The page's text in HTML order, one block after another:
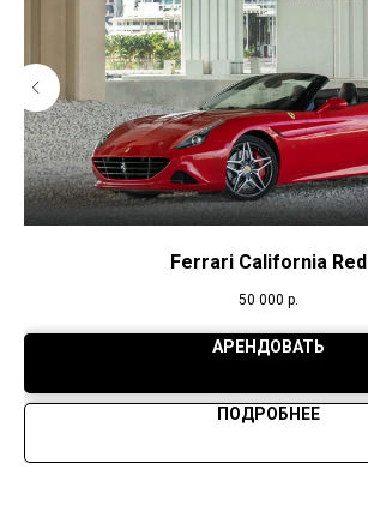
Ferrari California Red
50 000 р.
АРЕНДОВАТЬ
ПОДРОБНЕЕ